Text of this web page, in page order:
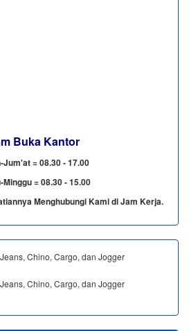
Buka Kantor
Jum'at = 08.30 - 17.00
Minggu = 08.30 - 15.00
Menghubungi Kami di Jam Kerja.